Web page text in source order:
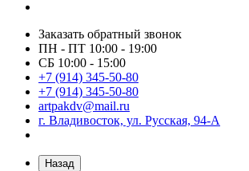
Заказать обратный звонок
ПН - ПТ 10:00 - 19:00
СБ 10:00 - 15:00
+7 (914) 345-50-80
+7 (914) 345-50-80
artpakdv@mail.ru
г. Владивосток, ул. Русская, 94-А
Назад